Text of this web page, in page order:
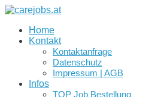
Home
Kontakt
Kontaktanfrage
Datenschutz
Impressum | AGB
Infos
TOP Job Bestellung